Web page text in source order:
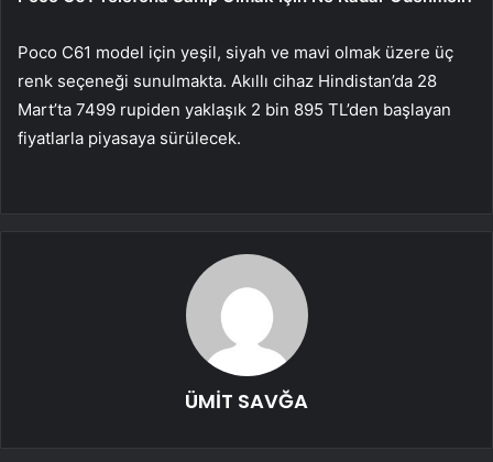
Poco C61 model için yeşil, siyah ve mavi olmak üzere üç
renk seçeneği sunulmakta. Akıllı cihaz Hindistan’da 28
Mart’ta 7499 rupiden yaklaşık 2 bin 895 TL’den başlayan
fiyatlarla piyasaya sürülecek.
ÜMİT SAVĞA